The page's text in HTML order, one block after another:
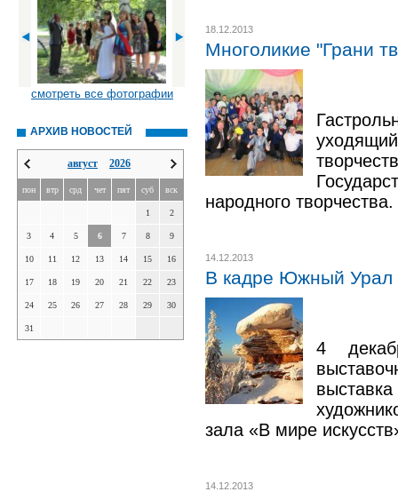
смотреть все фотографии
АРХИВ НОВОСТЕЙ
август 2026
пон втр срд чет пят суб вск
1 2
3 4 5 6 7 8 9
10 11 12 13 14 15 16
17 18 19 20 21 22 23
24 25 26 27 28 29 30
31
18.12.2013
Многоликие "Грани
народного творчества.
14.12.2013
В кадре Южный Урал
4
зала «В мире
14.12.2013